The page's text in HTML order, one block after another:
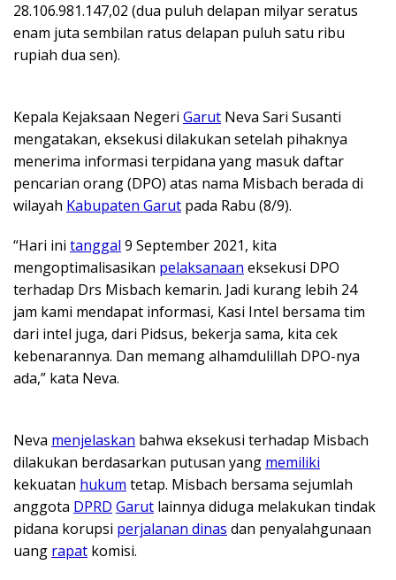
28.106.981.147,02 (dua puluh delapan milyar seratus
enam juta sembilan ratus delapan puluh satu ribu
rupiah dua sen).
Kepala Kejaksaan Negeri Garut Neva Sari Susanti
mengatakan, eksekusi dilakukan setelah pihaknya
menerima informasi terpidana yang masuk daftar
pencarian orang (DPO) atas nama Misbach berada di
wilayah Kabupaten Garut pada Rabu (8/9).
“Hari ini tanggal 9 September 2021, kita
mengoptimalisasikan pelaksanaan eksekusi DPO
terhadap Drs Misbach kemarin. Jadi kurang lebih 24
jam kami mendapat informasi, Kasi Intel bersama tim
dari intel juga, dari Pidsus, bekerja sama, kita cek
kebenarannya. Dan memang alhamdulillah DPO-nya
ada,” kata Neva.
Neva menjelaskan bahwa eksekusi terhadap Misbach
dilakukan berdasarkan putusan yang memiliki
kekuatan hukum tetap. Misbach bersama sejumlah
anggota DPRD Garut lainnya diduga melakukan tindak
pidana korupsi perjalanan dinas dan penyalahgunaan
uang rapat komisi.